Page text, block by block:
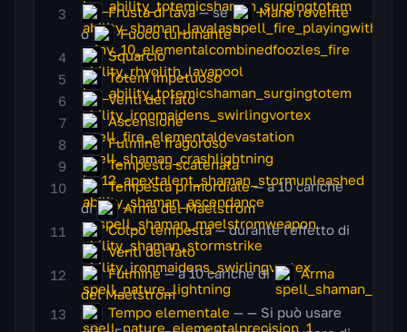
Frusta di lava— se
Mano rovente
o
Fuoco turbinante
Squarcio
Totem impetuoso
Venti del fato
Ascensione
Fulmine fragoroso
Tempesta scatenata
Tempesta primordiale— a 10 cariche
di
Arma del Maelstrom
Colpo tempesta— durante l'effetto di
Venti del fato
Fulmine— a 10 cariche di
Arma
del Maelstrom
Tempo elementale — — Si può usare